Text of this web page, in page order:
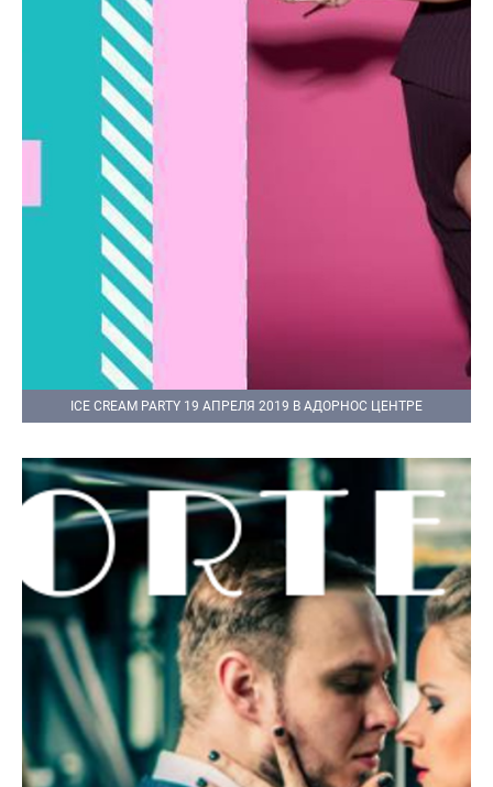
ICE CREAM PARTY 19 АПРЕЛЯ 2019 В АДОРНОС ЦЕНТРЕ